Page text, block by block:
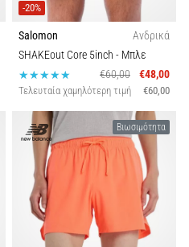
-20%
Salomon
Ανδρικά
SHAKEout Core 5inch - Μπλε
€60,00
€48,00
Τελευταία χαμηλότερη τιμή €60,00
Βιωσιμότητα